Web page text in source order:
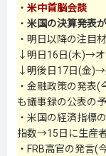
・ 米中首脳会談
・ 米国の決算発表
・明日以降の注目
↓明日16日(木)→オ
↓明後日17日(金)→
・金融政策の発表
も議事録の公表の
・米国の経済指標
指数→15日に生産
・FRB高官の発言